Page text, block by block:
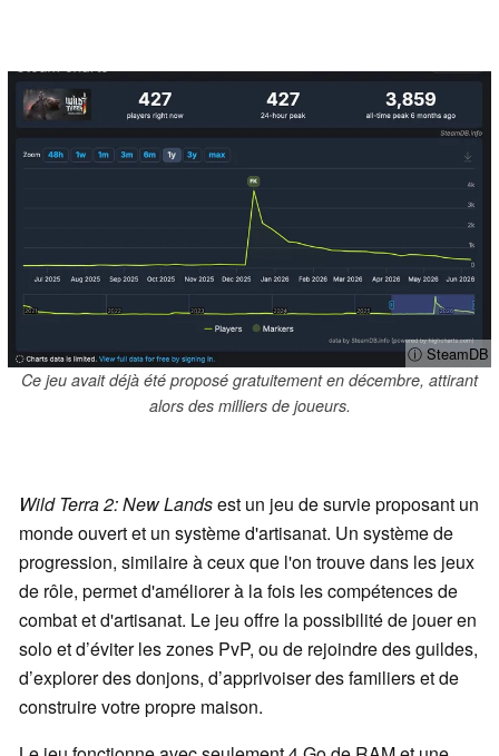
ⓘ SteamDB
Ce jeu avait déjà été proposé gratuitement en décembre, attirant
alors des milliers de joueurs.
Wild Terra 2: New Landsest un jeu de survie proposant un
monde ouvert et un système d'artisanat. Un système de
progression, similaire à ceux que l'on trouve dans les jeux
de rôle, permet d'améliorer à la fois les compétences de
combat et d'artisanat. Le jeu offre la possibilité de jouer en
solo et d’éviter les zones PvP, ou de rejoindre des guildes,
d’explorer des donjons, d’apprivoiser des familiers et de
construire votre propre maison.